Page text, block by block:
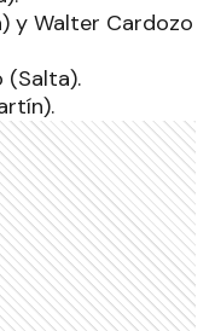
y Walter Cardozo
(Salta).